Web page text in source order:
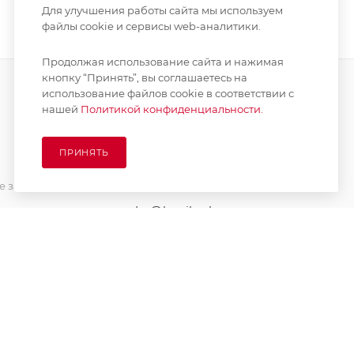
order@kupikashpo.ru
Для улучшения работы сайта мы используем
файлы cookie и сервисы web-аналитики.
Продолжая использование сайта и нажимая
кнопку “Принять”, вы соглашаетесь на
использование файлов cookie в соответствии с
нашей Политикой конфиденциальности.
ПРИНЯТЬ